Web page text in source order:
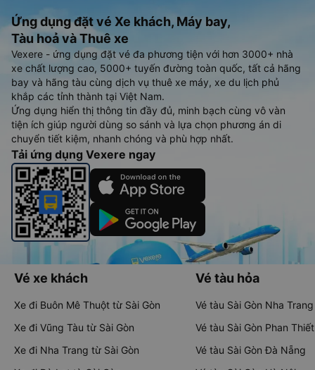
Ứng dụng đặt vé Xe khách, Máy bay,
Tàu hoả và Thuê xe
Vexere - ứng dụng đặt vé đa phương tiện với hơn 3000+ nhà
xe chất lượng cao, 5000+ tuyến đường toàn quốc, tất cả hãng
bay và hãng tàu cùng dịch vụ thuê xe máy, xe du lịch phủ
khắp các tỉnh thành tại Việt Nam.
Ứng dụng hiển thị thông tin đầy đủ, minh bạch cùng vô vàn
tiện ích giúp người dùng so sánh và lựa chọn phương án di
chuyển tiết kiệm, nhanh chóng và phù hợp nhất.
Tải ứng dụng Vexere ngay
Vé xe khách
Xe đi Buôn Mê Thuột từ Sài Gòn
Xe đi Vũng Tàu từ Sài Gòn
Xe đi Nha Trang từ Sài Gòn
Vé tàu hỏa
Vé tàu Sài Gòn Nha Trang
Vé tàu Sài Gòn Phan Thiết
Vé tàu Sài Gòn Đà Nẵng